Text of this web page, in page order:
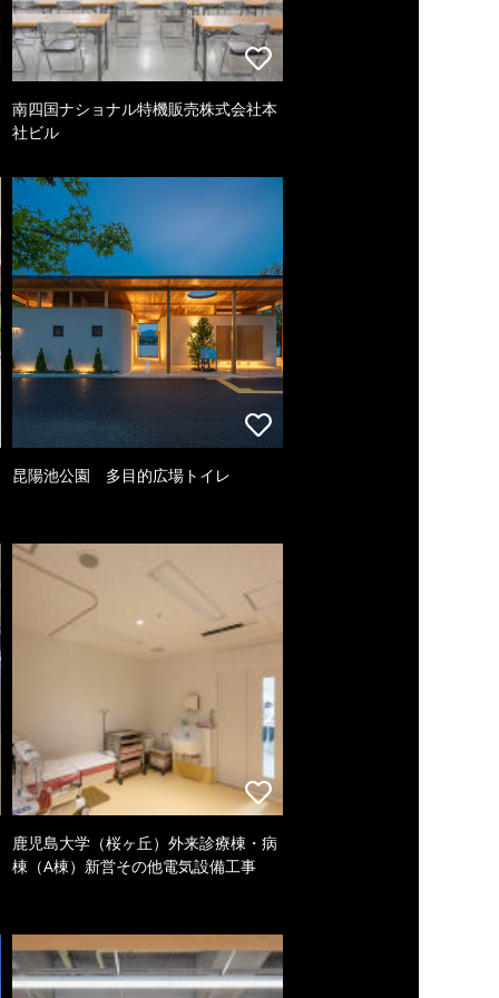
南四国ナショナル特機販売株式会社本
社ビル
昆陽池公園 多目的広場トイレ
鹿児島大学（桜ヶ丘）外来診療棟・病
棟（A棟）新営その他電気設備工事